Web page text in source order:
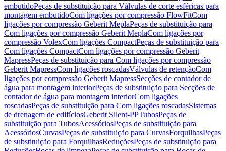
embutidoPeças de substituição para Válvulas de corte esféricas para
montagem embutidoCom ligações por compressão FlowFitCom
ligações por compressão Geberit MeplaPeças de substituição para
Com ligações por compressão Geberit MeplaCom ligações por
compressão VolexCom ligações CompactPeças de substituição para
Com ligações CompactCom ligações por compressão Geberit
MapressPeças de substituição para Com ligações por compressão
Geberit MapressCom ligações roscadasVálvulas de retençãoCom
ligações por compressão Geberit MapressSecções de contador de
água para montagem interiorPeças de substituição para Secções de
contador de água para montagem interiorCom ligações
roscadasPeças de substituição para Com ligações roscadasSistemas
de drenagem de edifíciosGeberit Silent-PPTubosPeças de
substituição para TubosAcessóriosPeças de substituição para
AcessóriosCurvasPeças de substituição para CurvasForquilhasPeças
de substituição para ForquilhasReduçõesPeças de substituição para